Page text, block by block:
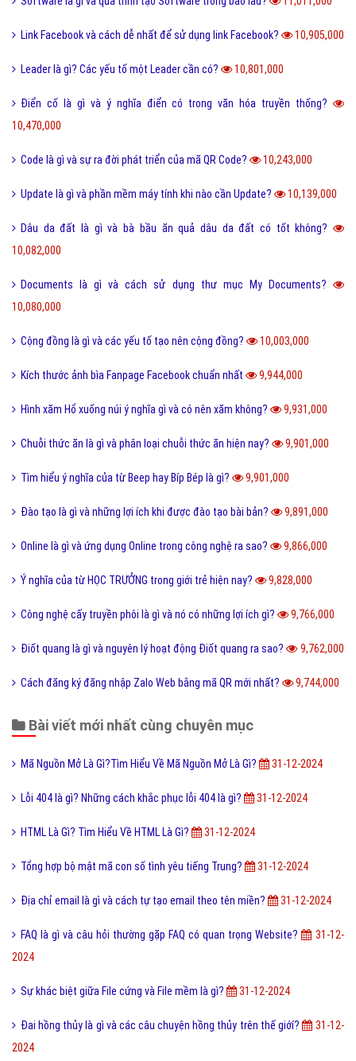
Link Facebook và cách dễ nhất để sử dụng link Facebook? 10,905,000
Leader là gì? Các yếu tố một Leader cần có? 10,801,000
Điển cố là gì và ý nghĩa điển có trong văn hóa truyền thống?
10,470,000
Code là gì và sự ra đời phát triển của mã QR Code? 10,243,000
Update là gì và phần mềm máy tính khi nào cần Update? 10,139,000
Dâu da đất là gì và bà bầu ăn quả dâu da đất có tốt không?
10,082,000
Documents là gì và cách sử dụng thư mục My Documents?
10,080,000
Cộng đồng là gì và các yếu tố tạo nên cộng đồng? 10,003,000
Kích thước ảnh bìa Fanpage Facebook chuẩn nhất 9,944,000
Hình xăm Hổ xuống núi ý nghĩa gì và có nên xăm không? 9,931,000
Chuỗi thức ăn là gì và phân loại chuỗi thức ăn hiện nay? 9,901,000
Tìm hiểu ý nghĩa của từ Beep hay Bíp Bép là gì? 9,901,000
Đào tạo là gì và những lợi ích khi được đào tạo bài bản? 9,891,000
Online là gì và ứng dụng Online trong công nghệ ra sao? 9,866,000
Ý nghĩa của từ HỌC TRƯỞNG trong giới trẻ hiện nay? 9,828,000
Công nghệ cấy truyền phôi là gì và nó có những lợi ích gì? 9,766,000
Điốt quang là gì và nguyên lý hoạt động Điốt quang ra sao? 9,762,000
Cách đăng ký đăng nhập Zalo Web bằng mã QR mới nhất? 9,744,000
Bài viết mới nhất cùng chuyên mục
Mã Nguồn Mở Là Gì?Tìm Hiểu Về Mã Nguồn Mở Là Gì? 31-12-2024
Lỗi 404 là gì? Những cách khắc phục lỗi 404 là gì? 31-12-2024
HTML Là Gì? Tìm Hiểu Về HTML Là Gì? 31-12-2024
Tổng hợp bộ mật mã con số tình yêu tiếng Trung? 31-12-2024
Địa chỉ email là gì và cách tự tạo email theo tên miền? 31-12-2024
FAQ là gì và câu hỏi thường gặp FAQ có quan trọng Website?
31-12-
2024
Sự khác biệt giữa File cứng và File mềm là gì? 31-12-2024
Đai hồng thủy là gì và các câu chuyện hồng thủy trên thế giớí?
31-12-
2024